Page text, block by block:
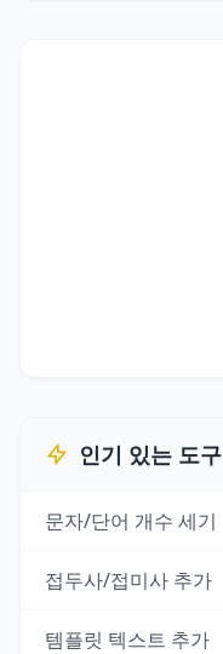
인기 있는 도구
문자/단어 개수 세기
접두사/접미사 추가
템플릿 텍스트 추가